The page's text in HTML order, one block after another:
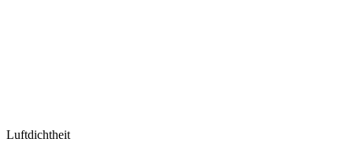
Luftdichtheit